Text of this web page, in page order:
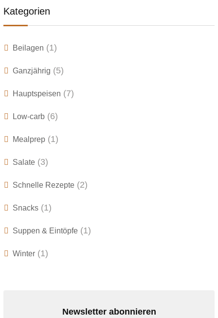
Kategorien
Beilagen (1)
Ganzjährig (5)
Hauptspeisen (7)
Low-carb (6)
Mealprep (1)
Salate (3)
Schnelle Rezepte (2)
Snacks (1)
Suppen & Eintöpfe (1)
Winter (1)
Newsletter abonnieren